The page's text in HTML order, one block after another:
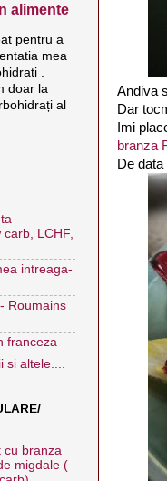
Andiva
Dar
Imi
branza
De
alimente
pentru a
mea
.
doar la
al
LCHF,
intreaga-
Roumains
franceza
si altele....
cu branza
migdale (